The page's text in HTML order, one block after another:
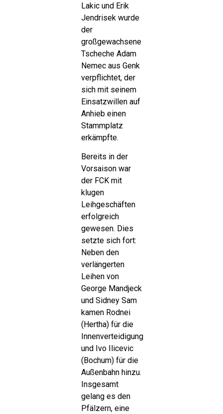
Lakic und Erik
Jendrisek wurde
der
großgewachsene
Tscheche Adam
Nemec aus Genk
verpflichtet, der
sich mit seinem
Einsatzwillen auf
Anhieb einen
Stammplatz
erkämpfte.
Bereits in der
Vorsaison war
der FCK mit
klugen
Leihgeschäften
erfolgreich
gewesen. Dies
setzte sich fort:
Neben den
verlängerten
Leihen von
George Mandjeck
und Sidney Sam
kamen Rodnei
(Hertha) für die
Innenverteidigung
und Ivo Ilicevic
(Bochum) für die
Außenbahn hinzu.
Insgesamt
gelang es den
Pfälzern, eine